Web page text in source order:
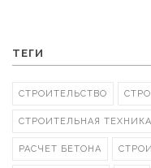
ТЕГИ
СТРОИТЕЛЬСТВО
СТРОИТЕЛЬНАЯ ТЕХНИКА
РАСЧЕТ БЕТОНА